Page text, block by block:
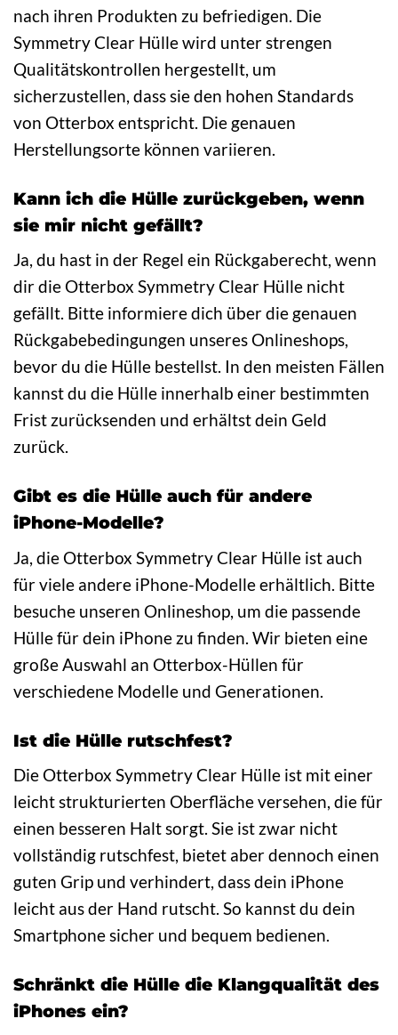
nach ihren Produkten zu befriedigen. Die
Symmetry Clear Hülle wird unter strengen
Qualitätskontrollen hergestellt, um
sicherzustellen, dass sie den hohen Standards
von Otterbox entspricht. Die genauen
Herstellungsorte können variieren.
Kann ich die Hülle zurückgeben, wenn
sie mir nicht gefällt?
Ja, du hast in der Regel ein Rückgaberecht, wenn
dir die Otterbox Symmetry Clear Hülle nicht
gefällt. Bitte informiere dich über die genauen
Rückgabebedingungen unseres Onlineshops,
bevor du die Hülle bestellst. In den meisten Fällen
kannst du die Hülle innerhalb einer bestimmten
Frist zurücksenden und erhältst dein Geld
zurück.
Gibt es die Hülle auch für andere
iPhone-Modelle?
Ja, die Otterbox Symmetry Clear Hülle ist auch
für viele andere iPhone-Modelle erhältlich. Bitte
besuche unseren Onlineshop, um die passende
Hülle für dein iPhone zu finden. Wir bieten eine
große Auswahl an Otterbox-Hüllen für
verschiedene Modelle und Generationen.
Ist die Hülle rutschfest?
Die Otterbox Symmetry Clear Hülle ist mit einer
leicht strukturierten Oberfläche versehen, die für
einen besseren Halt sorgt. Sie ist zwar nicht
vollständig rutschfest, bietet aber dennoch einen
guten Grip und verhindert, dass dein iPhone
leicht aus der Hand rutscht. So kannst du dein
Smartphone sicher und bequem bedienen.
Schränkt die Hülle die Klangqualität des
iPhones ein?